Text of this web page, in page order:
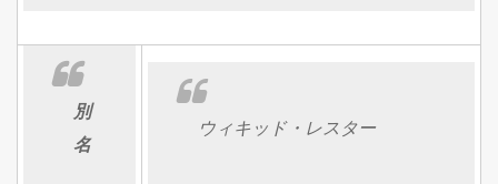
別
名
ウィキッド・レスター